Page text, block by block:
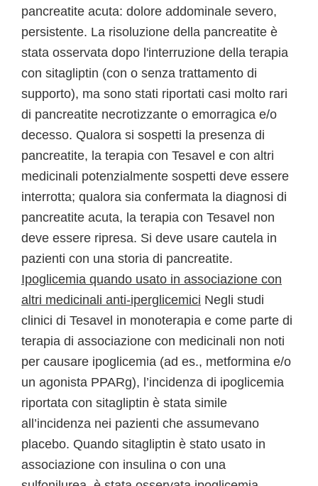
pancreatite acuta: dolore addominale severo,
persistente. La risoluzione della pancreatite è
stata osservata dopo l'interruzione della terapia
con sitagliptin (con o senza trattamento di
supporto), ma sono stati riportati casi molto rari
di pancreatite necrotizzante o emorragica e/o
decesso. Qualora si sospetti la presenza di
pancreatite, la terapia con Tesavel e con altri
medicinali potenzialmente sospetti deve essere
interrotta; qualora sia confermata la diagnosi di
pancreatite acuta, la terapia con Tesavel non
deve essere ripresa. Si deve usare cautela in
pazienti con una storia di pancreatite.
Ipoglicemia quando usato in associazione con
altri medicinali anti-iperglicemici Negli studi
clinici di Tesavel in monoterapia e come parte di
terapia di associazione con medicinali non noti
per causare ipoglicemia (ad es., metformina e/o
un agonista PPARg), l’incidenza di ipoglicemia
riportata con sitagliptin è stata simile
all’incidenza nei pazienti che assumevano
placebo. Quando sitagliptin è stato usato in
associazione con insulina o con una